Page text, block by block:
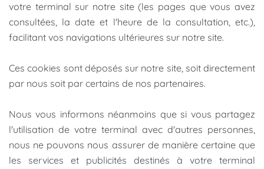
votre terminal sur notre site (les pages que vous avez
consultées, la date et l'heure de la consultation, etc.),
facilitant vos navigations ultérieures sur notre site.
Ces cookies sont déposés sur notre site, soit directement
par nous soit par certains de nos partenaires.
Nous vous informons néanmoins que si vous partagez
l'utilisation de votre terminal avec d'autres personnes,
nous ne pouvons nous assurer de manière certaine que
les services et publicités destinés à votre terminal